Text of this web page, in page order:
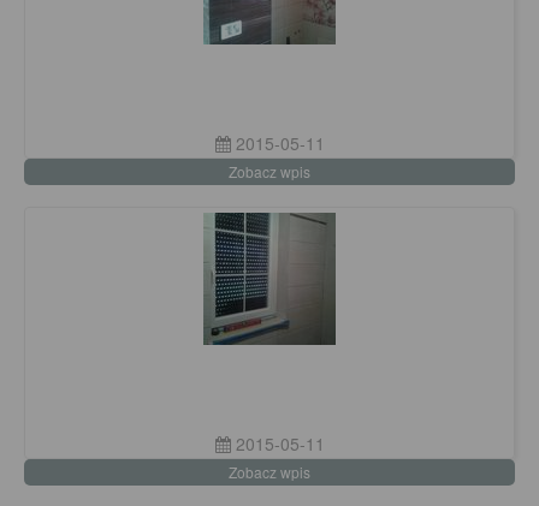
2015-05-11
Zobacz wpis
2015-05-11
Zobacz wpis